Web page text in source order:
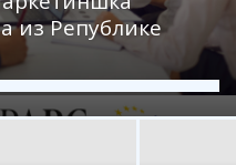
из Републике